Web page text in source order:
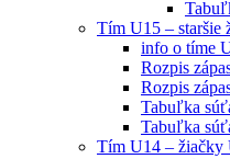
Tím U15 – staršie
info o tíme
Rozpis
Rozpis
Tabuľka
Tabuľka
Tím U14 – žiačky